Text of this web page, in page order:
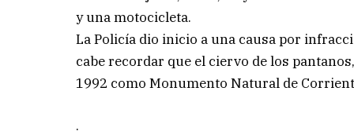
y una motocicleta.
La Policía dio inicio a una causa por
cabe recordar que el ciervo de los
1992 como Monumento Natural de
.